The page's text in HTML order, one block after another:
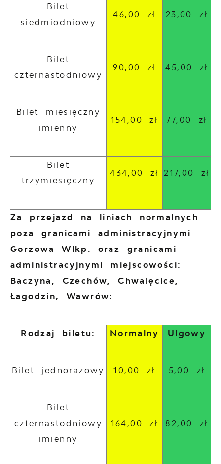
Bilet
siedmiodniowy
46,00 zł 23,00 zł
Bilet
czternastodniowy
90,00 zł 45,00 zł
Bilet miesięczny
imienny
154,00 zł 77,00 zł
Bilet
trzymiesięczny
434,00 zł 217,00 zł
Za przejazd na liniach normalnych
poza granicami administracyjnymi
Gorzowa Wlkp. oraz granicami
administracyjnymi miejscowości:
Baczyna, Czechów, Chwalęcice,
Łagodzin, Wawrów:
Rodzaj biletu: Normalny Ulgowy
Bilet jednorazowy 10,00 zł 5,00 zł
Bilet
czternastodniowy
imienny
164,00 zł 82,00 zł